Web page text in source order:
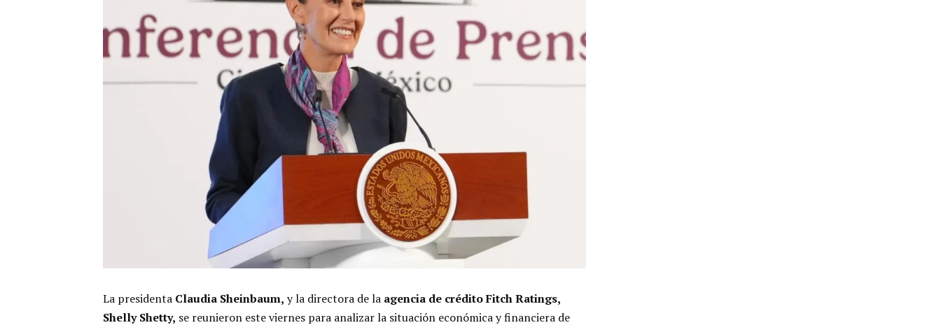
La presidenta Claudia Sheinbaum, y la directora de la agencia de crédito Fitch Ratings,
Shelly Shetty, se reunieron este viernes para analizar la situación económica y financiera de